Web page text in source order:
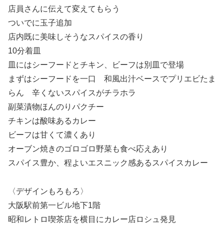
店員さんに伝えて変えてもらう
ついでに玉子追加
店内既に美味しそうなスパイスの香り
10分着皿
皿にはシーフードとチキン、ビーフは別皿で登場
まずはシーフードを一口 和風出汁ベースでプリエビたま
らん 辛くないスパイスがチラホラ
副菜漬物ほんのりパクチー
チキンは酸味あるカレー
ビーフは甘くて濃くあり
オーブン焼きのゴロゴロ野菜も食べ応えあり
スパイス豊か、程よいエスニック感あるスパイスカレー
〈デザインもろもろ〉
大阪駅前第一ビル地下1階
昭和レトロ喫茶店を横目にカレー店ロシュ発見